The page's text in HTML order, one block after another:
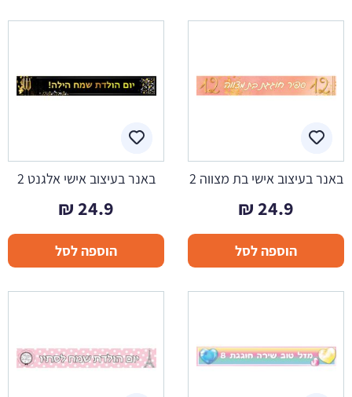
באנר בעיצוב אישי בת מצווה 2
24.9
₪
הוספה לסל
באנר בעיצוב אישי אלגנט 2
24.9
₪
הוספה לסל